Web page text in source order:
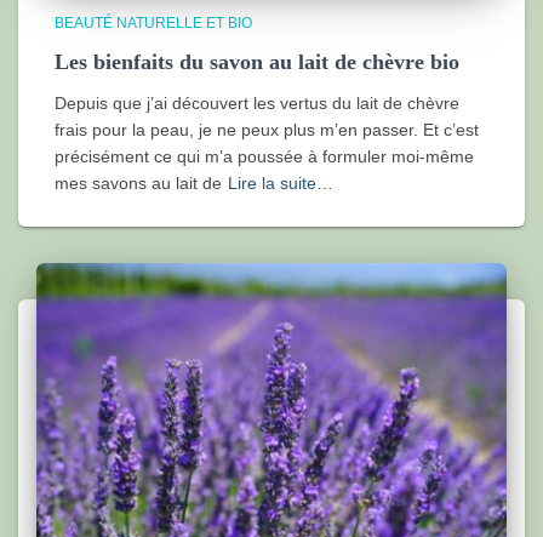
BEAUTÉ NATURELLE ET BIO
Les bienfaits du savon au lait de chèvre bio
Depuis que j’ai découvert les vertus du lait de chèvre
frais pour la peau, je ne peux plus m’en passer. Et c’est
précisément ce qui m’a poussée à formuler moi-même
mes savons au lait de Lire la suite…